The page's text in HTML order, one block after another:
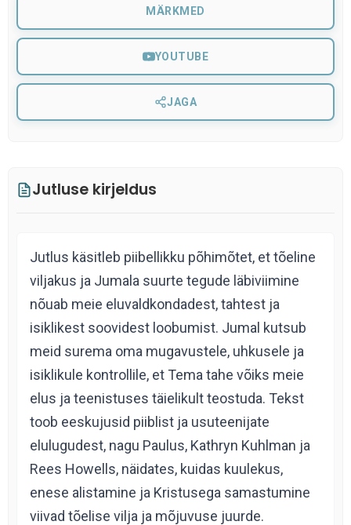
MÄRKMED
YOUTUBE
JAGA
Jutluse kirjeldus
Jutlus käsitleb piibellikku põhimõtet, et tõeline
viljakus ja Jumala suurte tegude läbiviimine
nõuab meie eluvaldkondadest, tahtest ja
isiklikest soovidest loobumist. Jumal kutsub
meid surema oma mugavustele, uhkusele ja
isiklikule kontrollile, et Tema tahe võiks meie
elus ja teenistuses täielikult teostuda. Tekst
toob eeskujusid piiblist ja usuteenijate
elulugudest, nagu Paulus, Kathryn Kuhlman ja
Rees Howells, näidates, kuidas kuulekus,
enese alistamine ja Kristusega samastumine
viivad tõelise vilja ja mõjuvuse juurde.